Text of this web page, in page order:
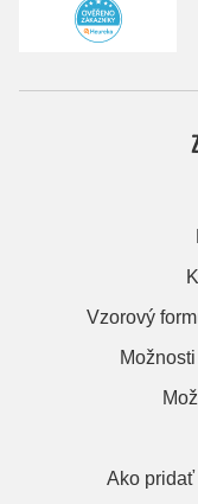
Vzorový
Ako